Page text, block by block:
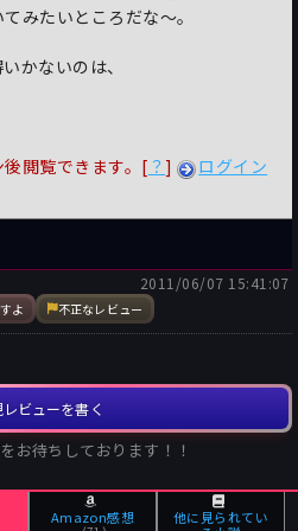
みたいところだな～。
かないのは、
閲覧できます。[ ？ ]
ログイン
よ 不正なレビュー
2011/06/07 15:41:07
ビューを書く
お待ちしております！！
Amazon感想
他に見られてい